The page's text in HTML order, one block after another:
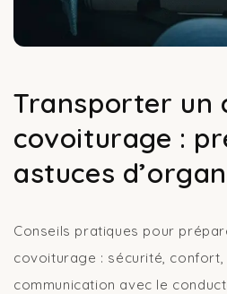
Transporter un
covoiturage :
astuces
Conseils pratiques pour
covoiturage : sécurité, confort,
communication avec le